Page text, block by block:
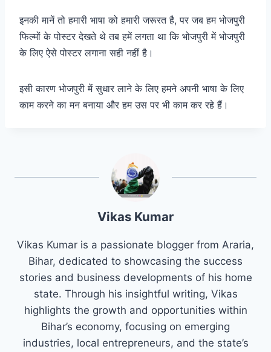
इनकी मानें तो हमारी भाषा को हमारी जरूरत है, पर जब हम भोजपुरी
फिल्मों के पोस्टर देखते थे तब हमें लगता था कि भोजपुरी में भोजपुरी
के लिए ऐसे पोस्टर लगाना सही नहीं है।
इसी कारण भोजपुरी में सुधार लाने के लिए हमने अपनी भाषा के लिए
काम करने का मन बनाया और हम उस पर भी काम कर रहे हैं।
Vikas Kumar
Vikas Kumar is a passionate blogger from Araria,
Bihar, dedicated to showcasing the success
stories and business developments of his home
state. Through his insightful writing, Vikas
highlights the growth and opportunities within
Bihar’s economy, focusing on emerging
industries, local entrepreneurs, and the state’s